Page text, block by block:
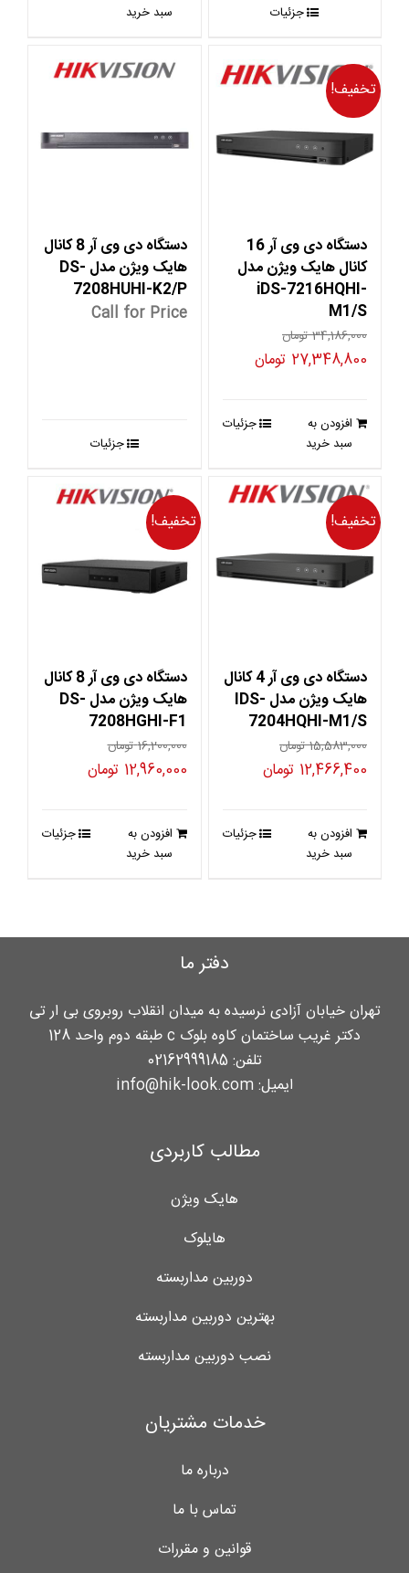
جزئیات
سبد خرید
تخفیف!
دستگاه دی وی آر 16
کانال هایک ویژن مدل
iDS-7216HQHI-
M1/S
34,186,000تومان
قیمت
بود.
27,348,800 تومانقیمت
است.
افزودن به
سبد خرید
جزئیات
دستگاه دی وی آر 8 کانال
هایک ویژن مدل DS-
7208HUHI-K2/P
Call for Price
جزئیات
تخفیف!
دستگاه دی وی آر 4 کانال
هایک ویژن مدل IDS-
7204HQHI-M1/S
15,583,000تومان
قیمت
بود.
12,466,400 تومانقیمت
است.
افزودن به
سبد خرید
جزئیات
تخفیف!
دستگاه دی وی آر 8 کانال
هایک ویژن مدل DS-
7208HGHI-F1
16,200,000تومان
قیمت
بود.
12,960,000 تومانقیمت
است.
افزودن به
سبد خرید
جزئیات
دفتر ما
تهران خیابان آزادی نرسیده به میدان انقلاب روبروی بی ار تی
دکتر غریب ساختمان کاوه بلوک c طبقه دوم واحد 128
تلفن: 02162999185
ایمیل: info@hik-look.com
مطالب کاربردی
هایک ویژن
هایلوک
دوربین مداربسته
بهترین دوربین مداربسته
نصب دوربین مداربسته
خدمات مشتریان
درباره ما
تماس با ما
قوانین و مقررات